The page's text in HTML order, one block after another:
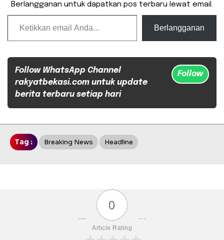
Berlangganan untuk dapatkan pos terbaru lewat email.
Ketikkan email Anda...
Berlangganan
Follow WhatsApp Channel
rakyatbekasi.com untuk update
berita terbaru setiap hari
Follow
Tag : Breaking News Headline
0
Article Rating